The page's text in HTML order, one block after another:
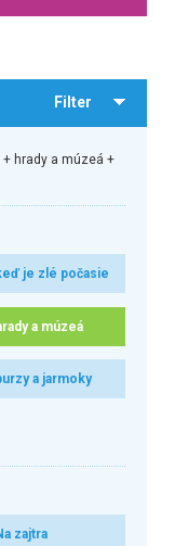
Filter
hrady a múzeá +
je zlé počasie
a múzeá
a jarmoky
zajtra